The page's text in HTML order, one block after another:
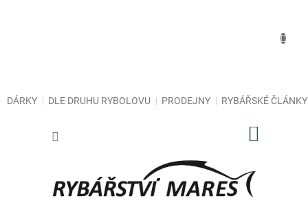
DÁRKY DLE DRUHU RYBOLOVU PRODEJNY RYBÁŘSKÉ ČLÁNKY